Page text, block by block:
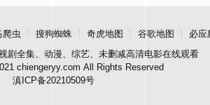
爬虫 搜狗蜘蛛 奇虎地图 谷歌地图
必应
剧全集、动漫、综艺、未删减高清电影在线观看
chiengeryy.com All Rights Reserved
滇ICP备20210509号